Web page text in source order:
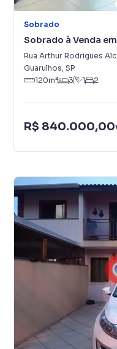
Sobrado
Sobrado à Venda
Rua Arthur Rodrigues
Guarulhos, SP
120m² 3 1 2
R$ 840.000,00